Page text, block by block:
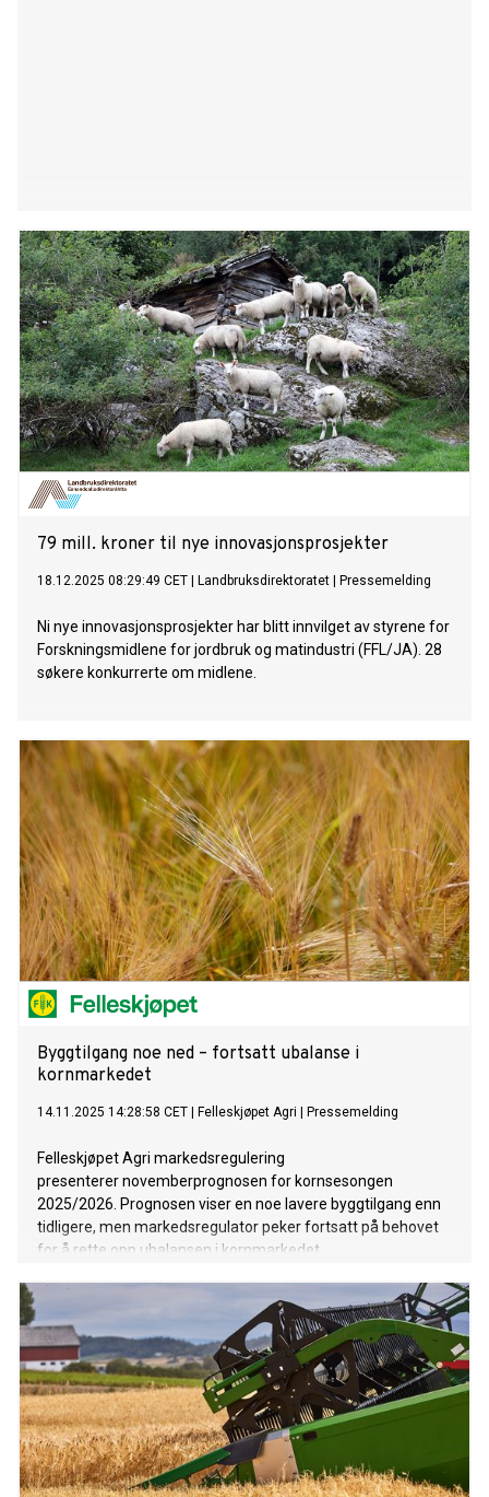
79 mill. kroner til nye innovasjonsprosjekter
18.12.2025 08:29:49 CET Landbruksdirektoratet Pressemelding
Ni nye innovasjonsprosjekter har blitt innvilget av styrene for
Forskningsmidlene for jordbruk og matindustri (FFL/JA). 28
søkere konkurrerte om midlene.
Byggtilgang noe ned – fortsatt ubalanse i
kornmarkedet
14.11.2025 14:28:58 CET Felleskjøpet Agri Pressemelding
Felleskjøpet Agri markedsregulering
presenterer novemberprognosen for kornsesongen
2025/2026. Prognosen viser en noe lavere byggtilgang enn
tidligere, men markedsregulator peker fortsatt på behovet
for å rette opp ubalansen i kornmarkedet.